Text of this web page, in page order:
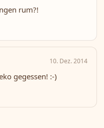
rum?!
10. Dez. 2014
gegessen! :-)